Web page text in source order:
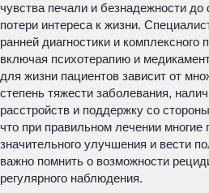
чувства печали и безнадежности до
потери интереса к жизни.
ранней диагностики и комплексного
включая психотерапию и
для жизни пациентов зависит от
степень тяжести заболевания,
расстройств и поддержку со
что при правильном лечении многие
значительного улучшения и вести
важно помнить о возможности
регулярного наблюдения.